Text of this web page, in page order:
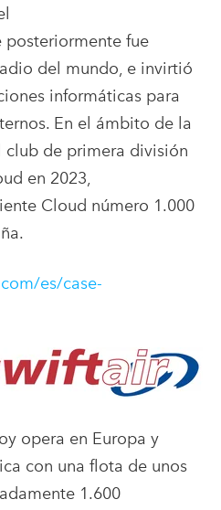
posteriormente fue
del mundo, e invirtió
informáticas para
En el ámbito de la
de primera división
en 2023,
Cloud número 1.000
es/case-
opera en Europa y
con una flota de unos
1.600